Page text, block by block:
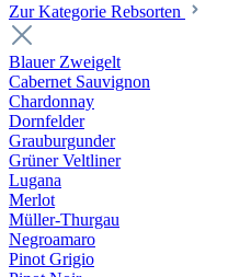
Zur Kategorie Rebsorten
Blauer Zweigelt
Cabernet Sauvignon
Chardonnay
Dornfelder
Grauburgunder
Grüner Veltliner
Lugana
Merlot
Müller-Thurgau
Negroamaro
Pinot Grigio